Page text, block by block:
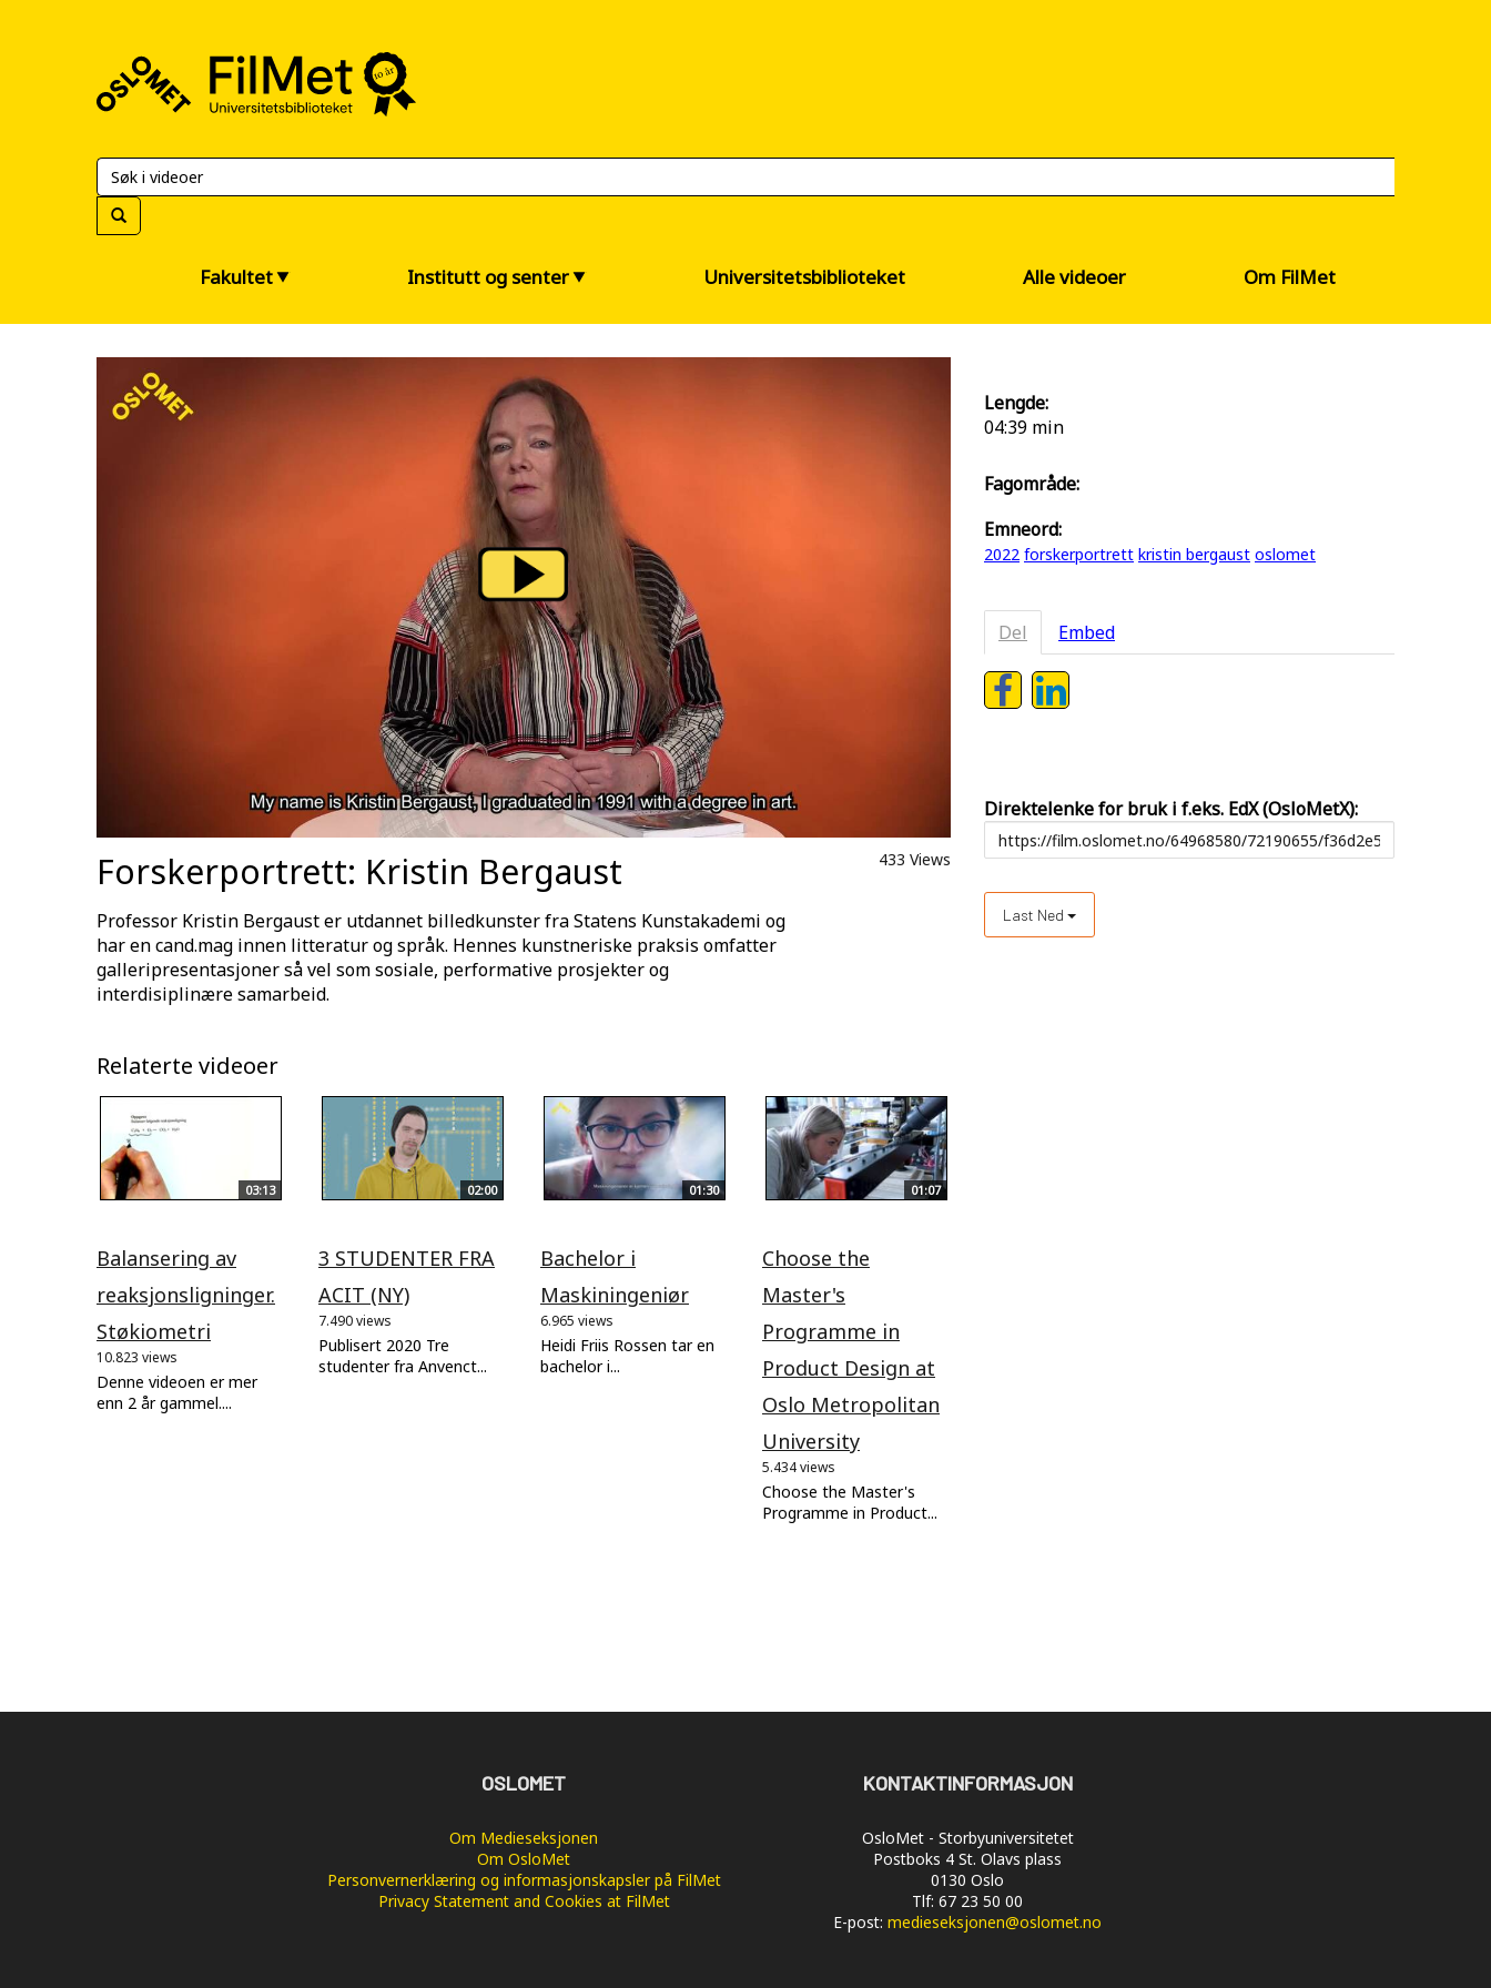
Universitetsbiblioteket
Fakultet Institutt og senter Universitetsbiblioteket Alle videoer Om FilMet
Forskerportrett: Kristin Bergaust 433 Views
Professor Kristin Bergaust er utdannet billedkunster fra Statens Kunstakademi og
har en cand.mag innen litteratur og språk. Hennes kunstneriske praksis omfatter
galleripresentasjoner så vel som sosiale, performative prosjekter og
interdisiplinære samarbeid.
Relaterte videoer
03:13
Balansering av
reaksjonsligninger.
Støkiometri
10.823 views
Denne videoen er mer
enn 2 år gammel....
02:00
3 STUDENTER FRA
ACIT (NY)
7.490 views
Publisert 2020 Tre
studenter fra Anvenct...
01:30
Bachelor i
Maskiningeniør
6.965 views
Heidi Friis Rossen tar en
bachelor i...
01:07
Choose the
Master's
Programme in
Product Design at
Oslo Metropolitan
University
5.434 views
Choose the Master's
Programme in Product...
Lengde:
04:39 min
Fagområde:
Emneord:
2022 forskerportrett kristin bergaust oslomet
Del Embed
Direktelenke for bruk i f.eks. EdX (OsloMetX):
Last Ned
OSLOMET
Om Medieseksjonen
Om OsloMet
Personvernerklæring og informasjonskapsler på FilMet
Privacy Statement and Cookies at FilMet
KONTAKTINFORMASJON
OsloMet - Storbyuniversitetet
Postboks 4 St. Olavs plass
0130 Oslo
Tlf: 67 23 50 00
E-post: medieseksjonen@oslomet.no